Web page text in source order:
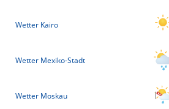
Wetter Kairo
Wetter Mexiko-Stadt
Wetter Moskau